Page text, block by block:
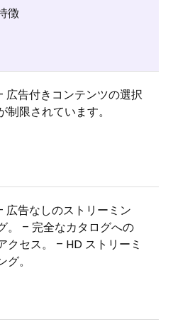
徴
広告付きコンテンツの選択
制限されています。
広告なしのストリーミン
。 – 完全なカタログへの
クセス。 – HD ストリーミ
グ。